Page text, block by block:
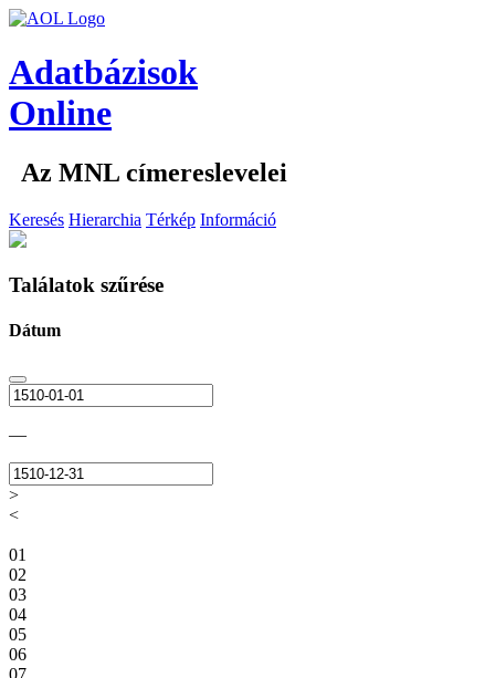
Adatbázisok
Online
Az MNL címereslevelei
Keresés Hierarchia Térkép Információ
Találatok szűrése
Dátum
—
>
<
01
02
03
04
05
06
07